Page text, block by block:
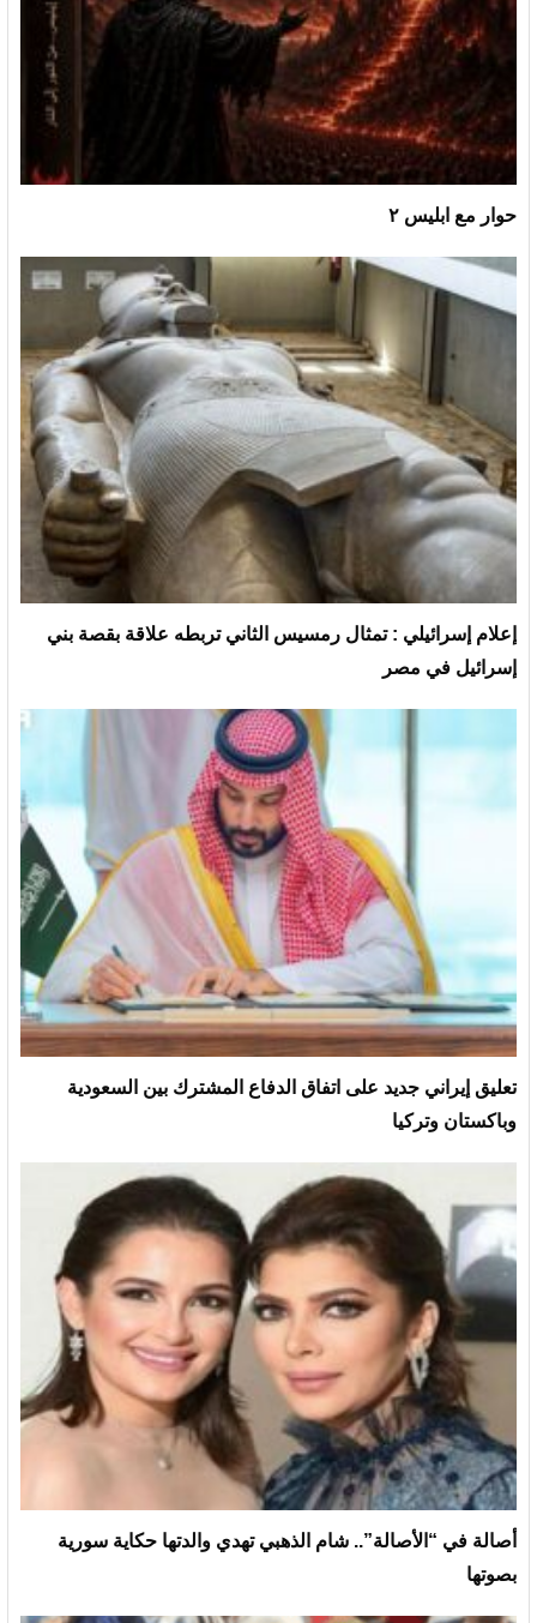
حوار مع ابليس ٢
إعلام إسرائيلي : تمثال رمسيس الثاني تربطه علاقة بقصة بني
إسرائيل في مصر
تعليق إيراني جديد على اتفاق الدفاع المشترك بين السعودية
وباكستان وتركيا
أصالة في “الأصالة”.. شام الذهبي تهدي والدتها حكاية سورية
بصوتها